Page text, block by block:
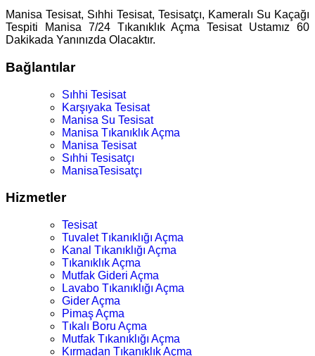
Manisa Tesisat, Sıhhi Tesisat, Tesisatçı, Kameralı Su Kaçağı
Tespiti Manisa 7/24 Tıkanıklık Açma Tesisat Ustamız 60
Dakikada Yanınızda Olacaktır.
Bağlantılar
Sıhhi Tesisat
Karşıyaka Tesisat
Manisa Su Tesisat
Manisa Tıkanıklık Açma
Manisa Tesisat
Sıhhi Tesisatçı
ManisaTesisatçı
Hizmetler
Tesisat
Tuvalet Tıkanıklığı Açma
Kanal Tıkanıklığı Açma
Tıkanıklık Açma
Mutfak Gideri Açma
Lavabo Tıkanıklığı Açma
Gider Açma
Pimaş Açma
Tıkalı Boru Açma
Mutfak Tıkanıklığı Açma
Kırmadan Tıkanıklık Açma